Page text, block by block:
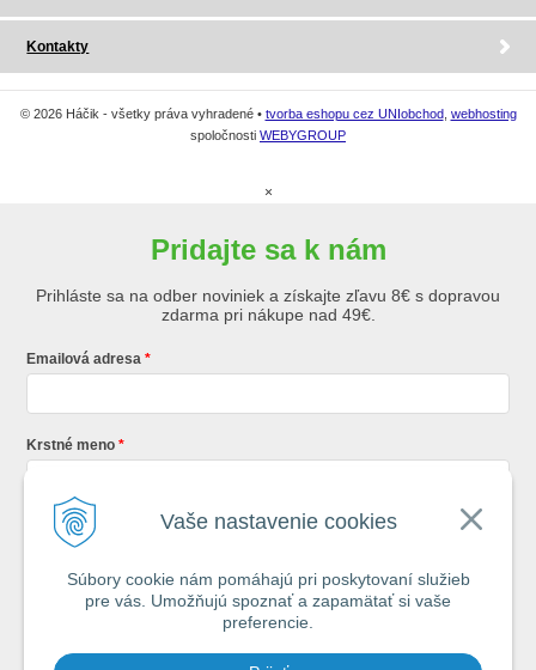
Vaše nastavenie cookies
Súbory cookie nám pomáhajú pri poskytovaní služieb
pre vás. Umožňujú spoznať a zapamätať si vaše
preferencie.
Kontakty
© 2026 Háčik - všetky práva vyhradené • tvorba eshopu cez UNIobchod, webhosting
spoločnosti WEBYGROUP
×
Pridajte sa k nám
Prihláste sa na odber noviniek a získajte zľavu 8€ s dopravou
zdarma pri nákupe nad 49€.
Emailová adresa
Krstné meno
Registráciou súhlasíte so
Každý týždeň si od nás nájdete v schránke : 1x Rybársky Poradca a 1x